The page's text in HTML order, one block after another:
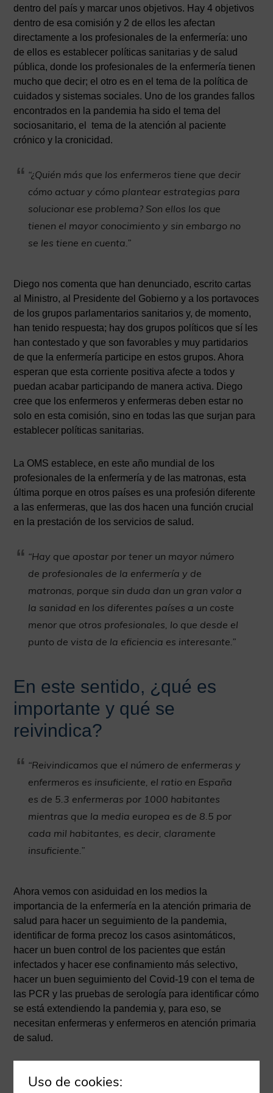
dentro del país y marcar unos objetivos. Hay 4 objetivos
dentro de esa comisión y 2 de ellos les afectan
directamente a los profesionales de la enfermería: uno
de ellos es establecer políticas sanitarias y de salud
pública, donde los profesionales de la enfermería tienen
mucho que decir; el otro es en el tema de la política de
cuidados y sistemas sociales. Uno de los grandes fallos
encontrados en la pandemia ha sido el tema del
sociosanitario, el tema de la atención al paciente
crónico y la cronicidad.
“¿Quién más que los enfermeros tiene que decir
cómo actuar y cómo plantear estrategias para
solucionar ese problema? Son ellos los que
tienen el mayor conocimiento y sin embargo no
se les tiene en cuenta.”
Diego nos comenta que han denunciado, escrito cartas
al Ministro, al Presidente del Gobierno y a los portavoces
de los grupos parlamentarios sanitarios y, de momento,
han tenido respuesta; hay dos grupos políticos que sí les
han contestado y que son favorables y muy partidarios
de que la enfermería participe en estos grupos. Ahora
esperan que esta corriente positiva afecte a todos y
puedan acabar participando de manera activa. Diego
cree que los enfermeros y enfermeras deben estar no
solo en esta comisión, sino en todas las que surjan para
establecer políticas sanitarias.
La OMS establece, en este año mundial de los
profesionales de la enfermería y de las matronas, esta
última porque en otros países es una profesión diferente
a las enfermeras, que las dos hacen una función crucial
en la prestación de los servicios de salud.
“Hay que apostar por tener un mayor número
de profesionales de la enfermería y de
matronas, porque sin duda dan un gran valor a
la sanidad en los diferentes países a un coste
menor que otros profesionales, lo que desde el
punto de vista de la eficiencia es interesante.”
En este sentido, ¿qué es
importante y qué se
reivindica?
“Reivindicamos que el número de enfermeras y
enfermeros es insuficiente, el ratio en España
es de 5.3 enfermeras por 1000 habitantes
mientras que la media europea es de 8.5 por
cada mil habitantes, es decir, claramente
insuficiente.”
Ahora vemos con asiduidad en los medios la
importancia de la enfermería en la atención primaria de
salud para hacer un seguimiento de la pandemia,
identificar de forma precoz los casos asintomáticos,
hacer un buen control de los pacientes que están
infectados y hacer ese confinamiento más selectivo,
hacer un buen seguimiento del Covid-19 con el tema de
las PCR y las pruebas de serología para identificar cómo
se está extendiendo la pandemia y, para eso, se
necesitan enfermeras y enfermeros en atención primaria
de salud.
no haber vivido, uno de los objetivos que tiene
Uso de cookies: